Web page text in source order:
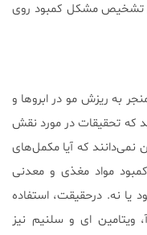
تشخیص مشکل کمبود روی
به ریزش مو در ابروها و
که تحقیقات در مورد نقش
که آیا مکمل‌های
مواد مغذی و معدنی
یا نه. درحقیقت، استفاده
ویتامین‌ ای و سلنیم نیز